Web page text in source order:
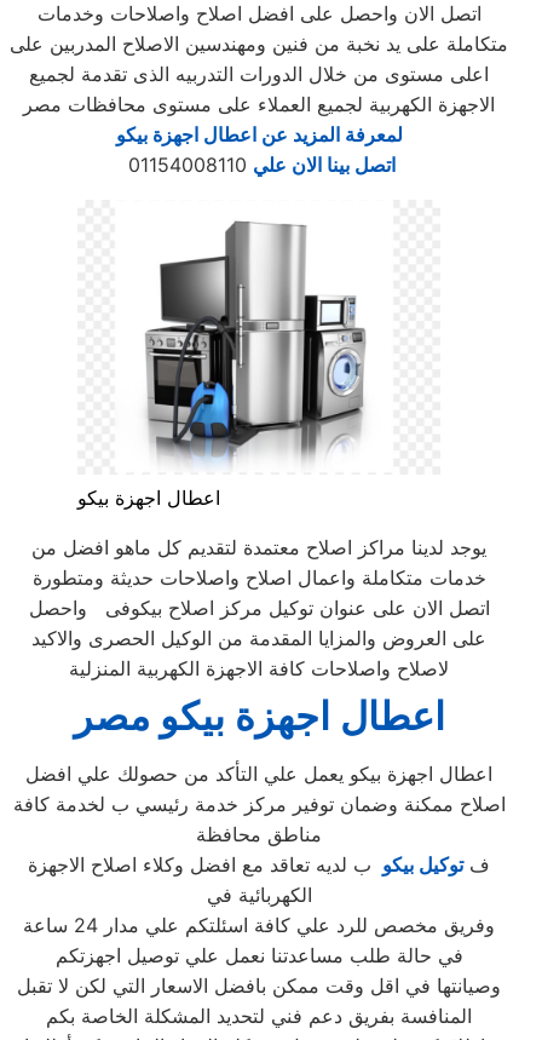
اتصل الان واحصل على افضل اصلاح واصلاحات وخدمات
متكاملة على يد نخبة من فنين ومهندسين الاصلاح المدربين على
اعلى مستوى من خلال الدورات التدربيه الذى تقدمة لجميع
الاجهزة الكهربية لجميع العملاء على مستوى محافظات مصر
لمعرفة المزيد عن اعطال اجهزة بيكو
اتصل بينا الان علي
اعطال اجهزة بيكو
يوجد لدينا مراكز اصلاح معتمدة لتقديم كل ماهو افضل من
خدمات متكاملة واعمال اصلاح واصلاحات حديثة ومتطورة
اتصل الان على عنوان توكيل مركز اصلاح بيكوفى واحصل
على العروض والمزايا المقدمة من الوكيل الحصرى والاكيد
لاصلاح واصلاحات كافة الاجهزة الكهربية المنزلية
اعطال اجهزة بيكو مصر
اعطال اجهزة بيكو يعمل علي التأكد من حصولك علي افضل
اصلاح ممكنة وضمان توفير مركز خدمة رئيسي ب لخدمة كافة
مناطق محافظة
فتوكيل بيكو ب لديه تعاقد مع افضل وكلاء اصلاح الاجهزة
الكهربائية في
وفريق مخصص للرد علي كافة اسئلتكم علي مدار 24 ساعة
في حالة طلب مساعدتنا نعمل علي توصيل اجهزتكم
وصيانتها في اقل وقت ممكن بافضل الاسعار التي لكن لا تقبل
المنافسة بفريق دعم فني لتحديد المشكلة الخاصة بكم